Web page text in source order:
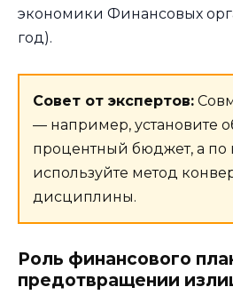
экономики Финансовых
год).
Совет от экспертов:
— например, установите
процентный бюджет, а по
используйте метод
дисциплины.
Роль финансового
предотвращении